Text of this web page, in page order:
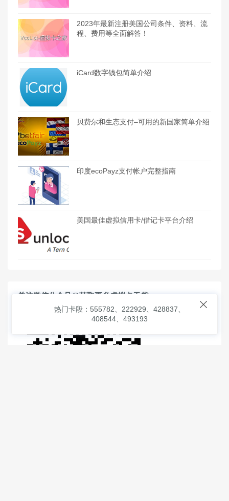
2023年最新注册美国公司条件、资料、流
程、费用等全面解答！
iCard数字钱包简单介绍
贝费尔和生态支付–可用的新国家简单介绍
印度ecoPayz支付帐户完整指南
美国最佳虚拟信用卡/借记卡平台介绍
关注微信公众号@获取更多虚拟卡干货

热门卡段：555782、222929、428837、
408544、493193